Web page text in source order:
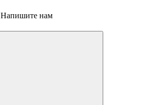
Напишите нам